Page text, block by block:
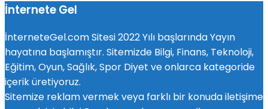
İnternete Gel
İnterneteGel.com Sitesi 2022 Yılı başlarında Yayın
hayatına başlamıştır. Sitemizde Bilgi, Finans, Teknoloji,
Eğitim, Oyun, Sağlık, Spor Diyet ve onlarca kategoride
içerik üretiyoruz.
Sitemize reklam vermek veya farklı bir konuda iletişime